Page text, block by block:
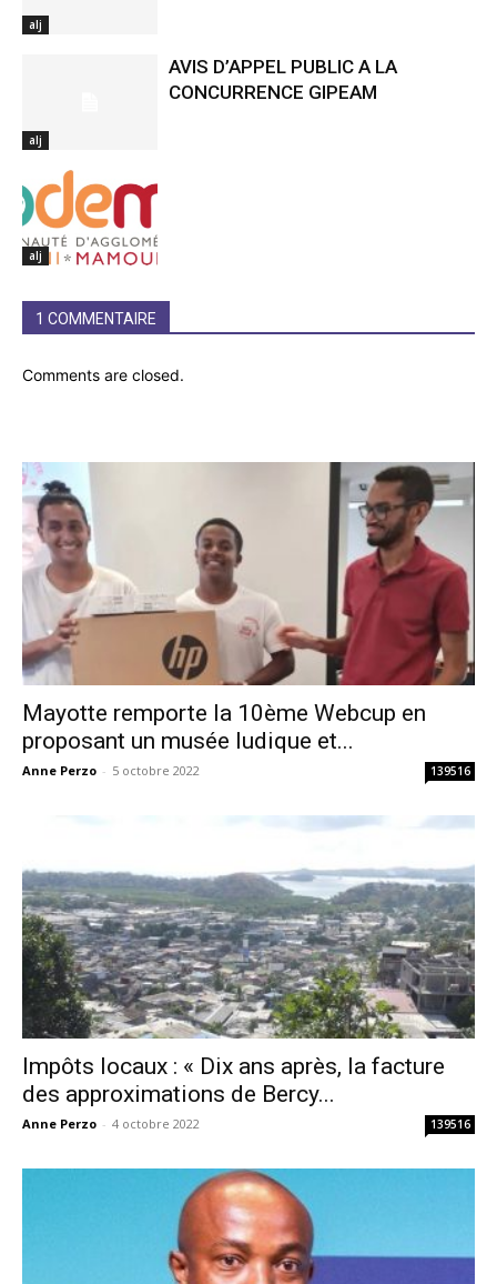
alj
alj
AVIS D’APPEL PUBLIC A LA
CONCURRENCE GIPEAM
alj
1 COMMENTAIRE
Comments are closed.
Mayotte remporte la 10ème Webcup en
proposant un musée ludique et...
Anne Perzo - 5 octobre 2022 139516
Impôts locaux : « Dix ans après, la facture
des approximations de Bercy...
Anne Perzo - 4 octobre 2022 139516